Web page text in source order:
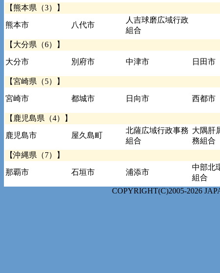
【熊本県（3）】
熊本市 八代市
人吉球磨広域行政
組合
【大分県（6）】
大分市 別府市 中津市 日田市
【宮崎県（5）】
宮崎市 都城市 日向市 西都市
【鹿児島県（4）】
鹿児島市 屋久島町
北薩広域行政事務
組合
大隅肝
務組合
【沖縄県（7）】
那覇市 石垣市 浦添市
中部北
組合
COPYRIGHT(C)2005-2026